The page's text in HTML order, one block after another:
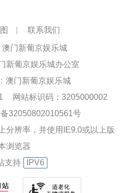
联系我们
澳门新葡京娱乐城
新葡京娱乐城办公室
澳门新葡京娱乐城
网站标识码：3205000002
32050802010561号
分辨率，并使用IE9.0或以上版
浏览器
支持
IPV6